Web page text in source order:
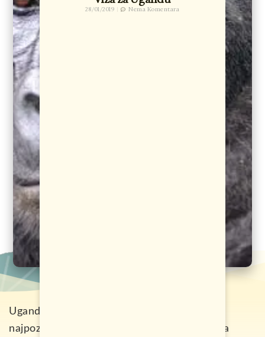
28/01/2019 Nema Komentara
Uganda je država locirana u Istočnoj Africi,
najpoznatija kao jedno od svega tri preostala